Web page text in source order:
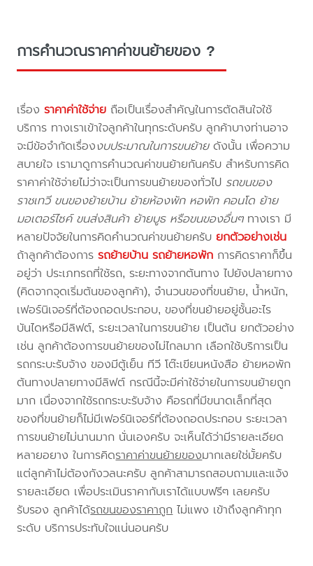
การคำนวณราคาค่าขนย้ายของ ?
เรื่องราคาค่าใช้จ่าย ถือเป็นเรื่องสำคัญในการตัดสินใจใช้
บริการ ทางเราเข้าใจลูกค้าในทุกระดับครับ ลูกค้าบางท่านอาจ
จะมีข้อจำกัดเรื่องงบประมาณในการขนย้ายดังนั้น เพื่อความ
สบายใจ เรามาดูการคำนวณค่าขนย้ายกันครับ สำหรับการคิด
ราคาค่าใช้จ่ายไม่ว่าจะเป็นการขนย้ายของทั่วไป รถขนของ
ราชเทวี ขนของย้ายบ้าน ย้ายห้องพัก หอพัก คอนโด ย้าย
มอเตอร์ไซค์ ขนส่งสินค้า ย้ายบูธ หรือขนของอื่นๆทางเรา มี
หลายปัจจัยในการคิดคำนวณค่าขนย้ายครับยกตัวอย่างเช่น
ถ้าลูกค้าต้องการรถย้ายบ้าน รถย้ายหอพัก การคิดราคาก็ขึ้น
อยู่ว่า ประเภทรถที่ใช้รถ, ระยะทางจากต้นทาง ไปยังปลายทาง
(คิดจากจุดเริ่มต้นของลูกค้า), จำนวนของที่ขนย้าย, น้ำหนัก,
เฟอร์นิเจอร์ที่ต้องถอดประกอบ, ของที่ขนย้ายอยู่ชั้นอะไร
บันไดหรือมีลิฟต์, ระยะเวลาในการขนย้าย เป็นต้น ยกตัวอย่าง
เช่น ลูกค้าต้องการขนย้ายของไม่ไกลมาก เลือกใช้บริการเป็น
รถกระบะรับจ้าง ของมีตู้เย็น ทีวี โต๊ะเขียนหนังสือ ย้ายหอพัก
ต้นทางปลายทางมีลิฟต์ กรณีนี้จะมีค่าใช้จ่ายในการขนย้ายถูก
มาก เนื่องจากใช้รถกระบะรับจ้าง คือรถที่มีขนาดเล็กที่สุด
ของที่ขนย้ายก็ไม่มีเฟอร์นิเจอร์ที่ต้องถอดประกอบ ระยะเวลา
การขนย้ายไม่นานมาก นั่นเองครับ จะเห็นได้ว่ามีรายละเอียด
หลายอยาง ในการคิดราคาค่าขนย้ายของมากเลยใช่มั้ยครับ
แต่ลูกค้าไม่ต้องกังวลนะครับ ลูกค้าสามารถสอบถามและแจ้ง
รายละเอียด เพื่อประเมินราคากับเราได้แบบฟรีๆ เลยครับ
รับรอง ลูกค้าได้รถขนของราคาถูกไม่แพง เข้าถึงลูกค้าทุก
ระดับ บริการประทับใจแน่นอนครับ